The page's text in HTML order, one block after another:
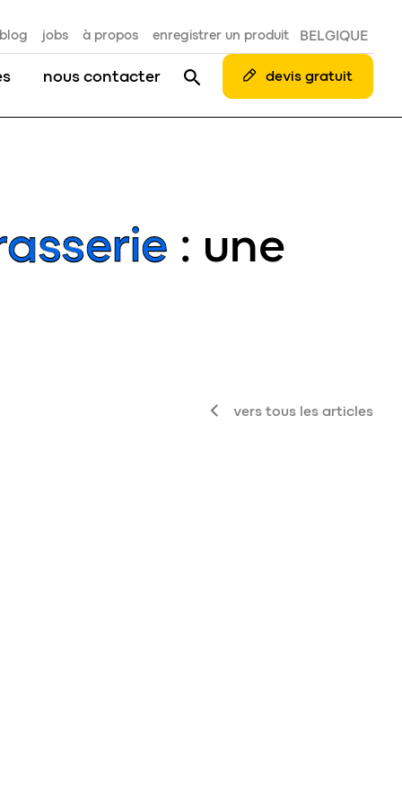
blog jobs à propos enregistrer un produit BELGIQUE
nous contacter devis gratuit
: une
vers tous les articles